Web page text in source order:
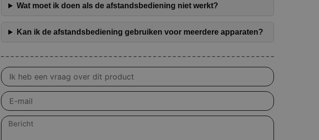
Wat moet ik doen als de afstandsbediening niet werkt?
Kan ik de afstandsbediening gebruiken voor meerdere apparaten?
Vraag
over
product
E-
mail
Bericht